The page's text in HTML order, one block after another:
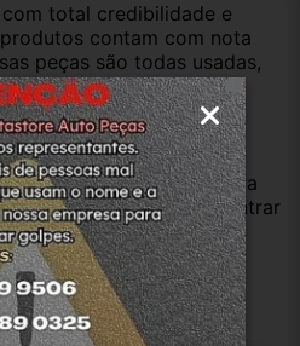
com total credibilidade e
contam com nota
peças são todas usadas,
baixado no Detran.
ou compra.
caso o cliente prefira
também aceitamos, só entrar
Rotasul e tiramos suas